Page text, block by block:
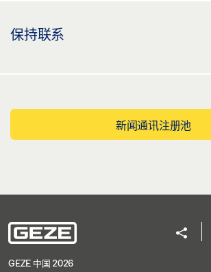
保持联系
新闻通讯注册池
GEZE 中国 2026